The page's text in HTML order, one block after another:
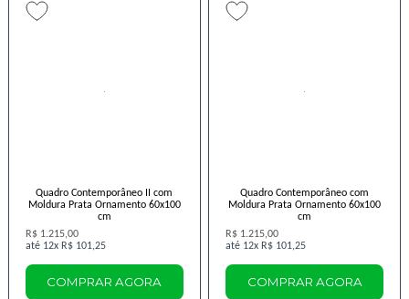
Quadro Contemporâneo II com
Moldura Prata Ornamento 60x100
cm
R$ 1.215,00
12x R$ 101,25
COMPRAR AGORA
Quadro Contemporâneo com
Moldura Prata Ornamento 60x100
cm
R$ 1.215,00
12x R$ 101,25
COMPRAR AGORA